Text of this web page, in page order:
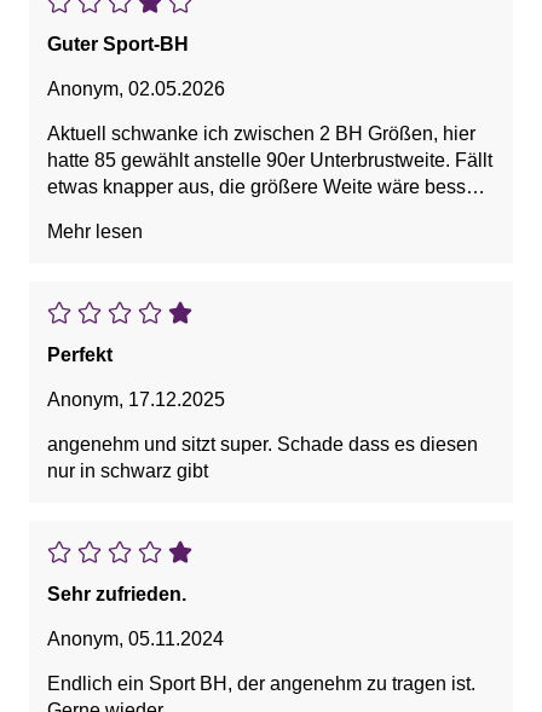
Guter Sport-BH
Anonym, 02.05.2026
Aktuell schwanke ich zwischen 2 BH Größen, hier
hatte 85 gewählt anstelle 90er Unterbrustweite. Fällt
etwas knapper aus, die größere Weite wäre besser
ok.
Mehr lesen
Perfekt
Anonym, 17.12.2025
angenehm und sitzt super. Schade dass es diesen
nur in schwarz gibt
Sehr zufrieden.
Anonym, 05.11.2024
Endlich ein Sport BH, der angenehm zu tragen ist.